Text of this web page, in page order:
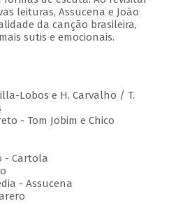
leituras, Assucena e João
da canção brasileira,
sutis e emocionais.
Lobos e H. Carvalho / T.
- Tom Jobim e Chico
- Cartola
- Assucena